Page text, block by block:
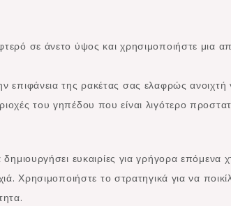
σε άνετο ύψος και χρησιμοποιήστε μια
επιφάνεια της ρακέτας σας ελαφρώς
του γηπέδου που είναι λιγότερο
ευκαιρίες για γρήγορα επόμενα
Χρησιμοποιήστε το στρατηγικά για να